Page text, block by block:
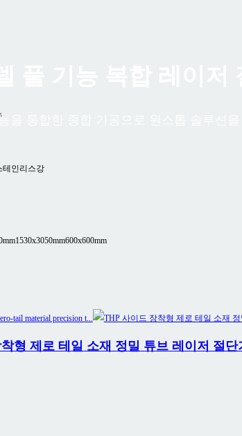
테인리스강
1530x3050mm600x600mm
형 제로 테일 소재 정밀 튜브 레이저 절단
풀 기능 복합 레이저
을 통합한 종합 가공으로 원스톱 솔루션